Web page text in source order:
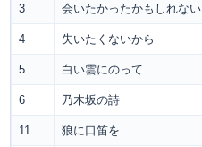
3 会いたかったかもしれない
4 失いたくないから
5 白い雲にのって
6 乃木坂の詩
11 狼に口笛を